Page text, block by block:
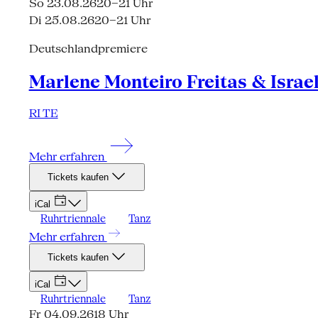
So 23.08.2620–21 Uhr
Di 25.08.2620–21 Uhr
Deutschlandpremiere
Marlene Monteiro Freitas &
RI TE
Mehr erfahren
Tickets kaufen
iCal
Ruhrtriennale Tanz
Mehr erfahren
Tickets kaufen
iCal
Ruhrtriennale Tanz
Fr 04.09.2618 Uhr